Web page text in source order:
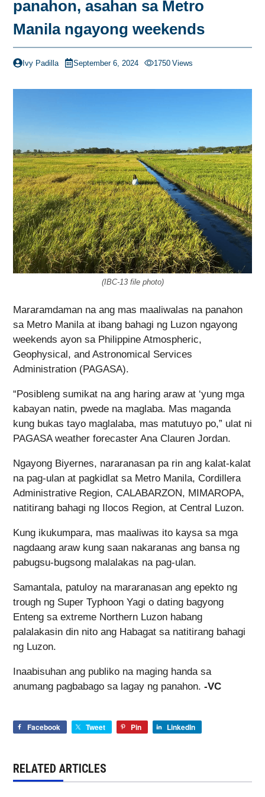
panahon, asahan sa Metro
Manila ngayong weekends
Ivy Padilla September 6, 2024 1750 Views
(IBC-13 file photo)
Mararamdaman na ang mas maaliwalas na panahon
sa Metro Manila at ibang bahagi ng Luzon ngayong
weekends ayon sa Philippine Atmospheric,
Geophysical, and Astronomical Services
Administration (PAGASA).
“Posibleng sumikat na ang haring araw at ‘yung mga
kabayan natin, pwede na maglaba. Mas maganda
kung bukas tayo maglalaba, mas matutuyo po,” ulat ni
PAGASA weather forecaster Ana Clauren Jordan.
Ngayong Biyernes, nararanasan pa rin ang kalat-kalat
na pag-ulan at pagkidlat sa Metro Manila, Cordillera
Administrative Region, CALABARZON, MIMAROPA,
natitirang bahagi ng Ilocos Region, at Central Luzon.
Kung ikukumpara, mas maaliwas ito kaysa sa mga
nagdaang araw kung saan nakaranas ang bansa ng
pabugsu-bugsong malalakas na pag-ulan.
Samantala, patuloy na mararanasan ang epekto ng
trough ng Super Typhoon Yagi o dating bagyong
Enteng sa extreme Northern Luzon habang
palalakasin din nito ang Habagat sa natitirang bahagi
ng Luzon.
Inaabisuhan ang publiko na maging handa sa
anumang pagbabago sa lagay ng panahon. -VC
Facebook Tweet Pin LinkedIn
RELATED ARTICLES